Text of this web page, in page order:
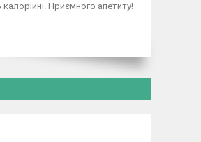
Приємного апетиту!